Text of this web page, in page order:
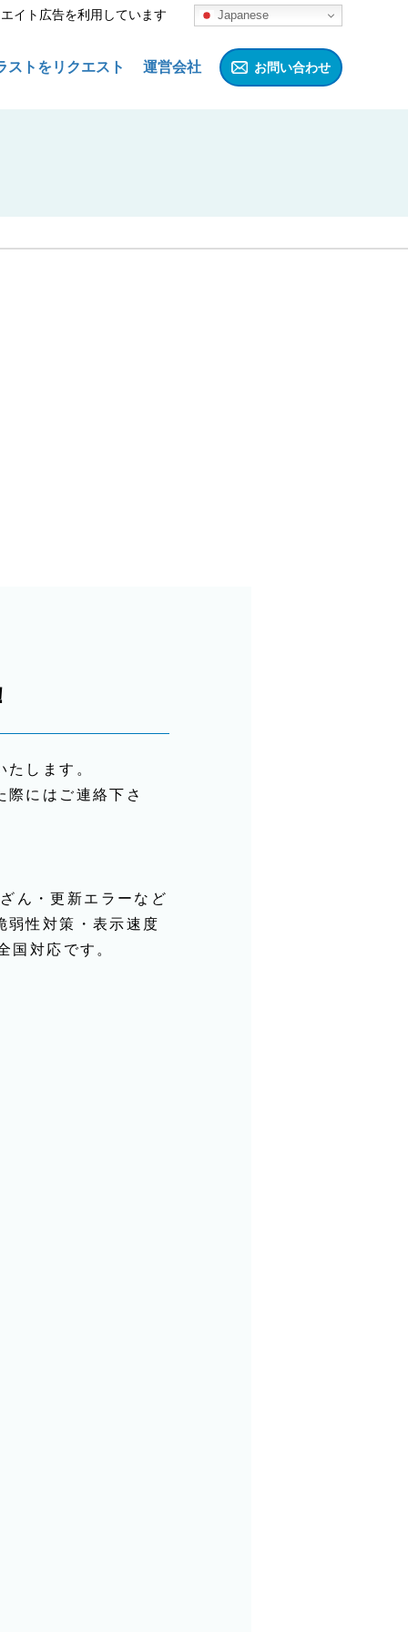
イト広告を利用しています Japanese
ストをリクエスト 運営会社 お問い合わせ
します。
際にはご連絡下さ
ん・更新エラーなど
弱性対策・表示速度
国対応です。